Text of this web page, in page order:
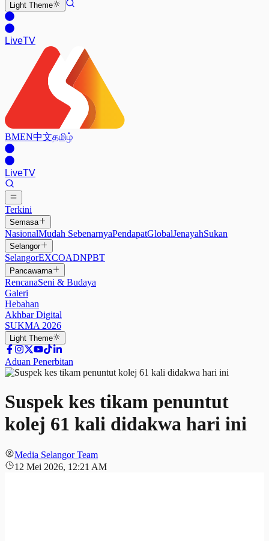
Light Theme
LiveTV
BMEN中文தமிழ்
LiveTV
Terkini
Semasa
NasionalMudah SebenarnyaPendapatGlobalJenayahSukan
Selangor
SelangorEXCOADNPBT
Pancawarna
RencanaSeni & Budaya
Galeri
Hebahan
Akhbar Digital
SUKMA 2026
Light Theme
Aduan Penerbitan
Suspek kes tikam penuntut
kolej 61 kali didakwa hari ini
Media Selangor Team
12 Mei 2026, 12:21 AM